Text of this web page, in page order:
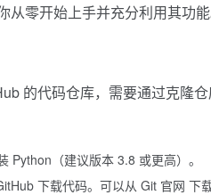
零开始上手并充分利用其功能
的代码仓库，需要通过克隆
Python（建议版本 3.8 或更高）。
下载代码。可以从 Git 官网 下载